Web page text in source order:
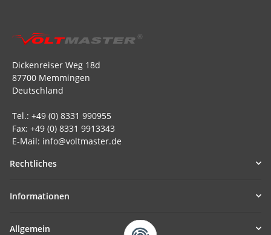
Dickenreiser Weg 18d
87700 Memmingen
Deutschland
Tel.: +49 (0) 8331 990955
Fax: +49 (0) 8331 9913343
E-Mail: info@voltmaster.de
Rechtliches
Informationen
Allgemein